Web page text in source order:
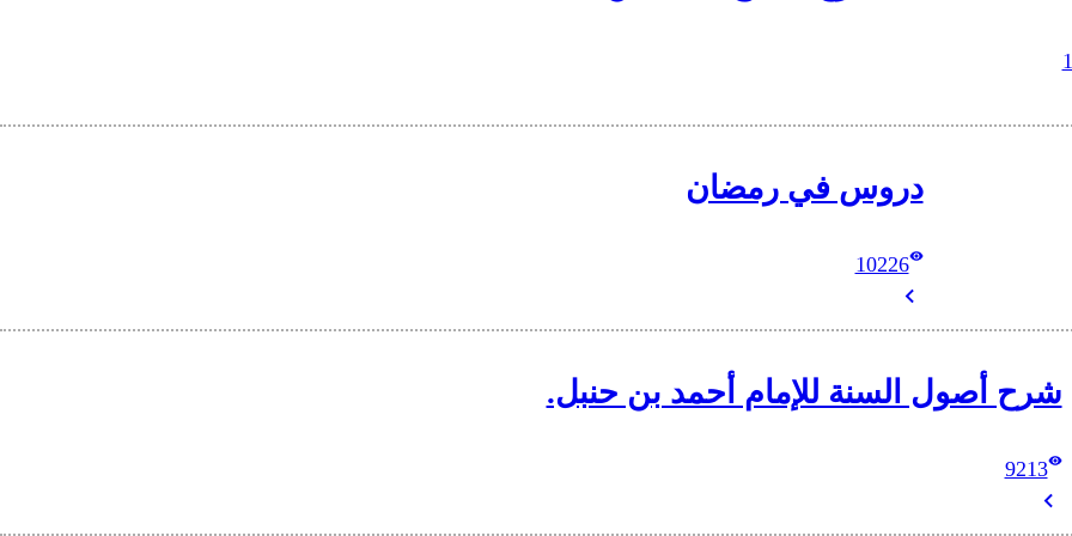
دروس في رمضان
10226
شرح أصول السنة للإمام أحمد بن حنبل.
9213